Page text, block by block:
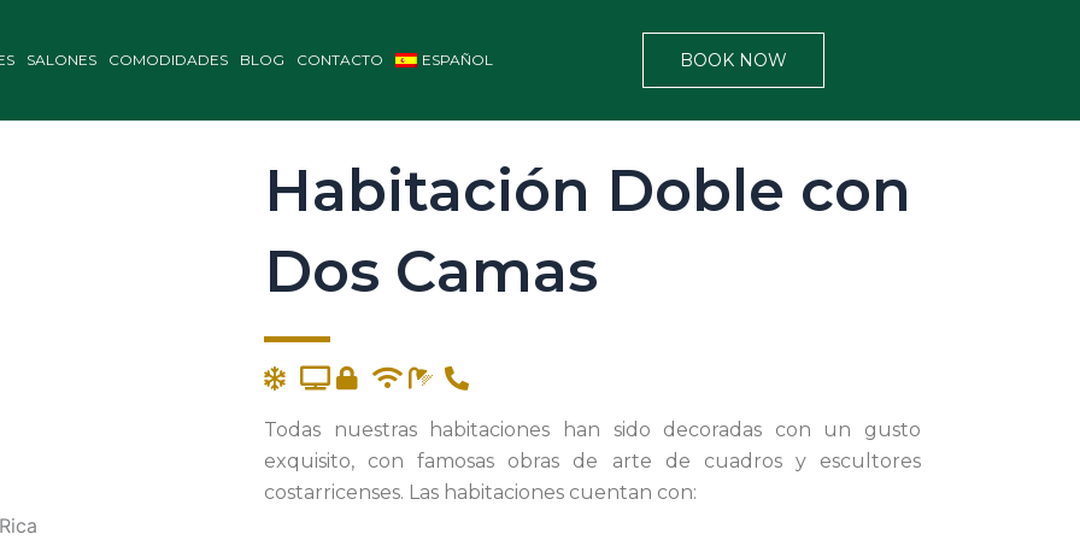
SALONES COMODIDADES BLOG CONTACTO ESPAÑOL BOOK NOW
Habitación Doble con
Dos Camas
Todas nuestras habitaciones han sido decoradas con un gusto
exquisito, con famosas obras de arte de cuadros y escultores
costarricenses. Las habitaciones cuentan con: